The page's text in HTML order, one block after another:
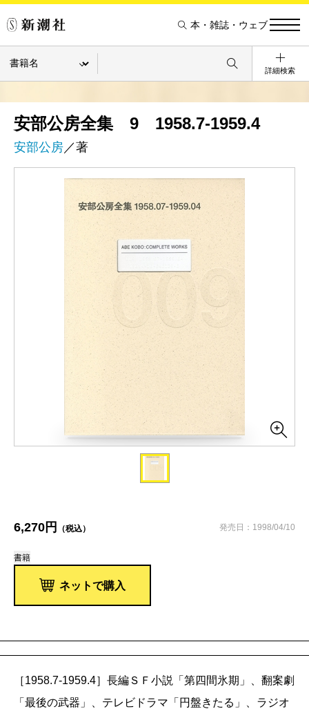
本・雑誌・ウェブ
詳細検索
安部公房全集 9 1958.7-1959.4
安部公房／著
6,270円 （税込） 発売日：1998/04/10
書籍
ネットで購入
［1958.7-1959.4］長編ＳＦ小説「第四間氷期」、翻案劇
「最後の武器」、テレビドラマ「円盤きたる」、ラジオ